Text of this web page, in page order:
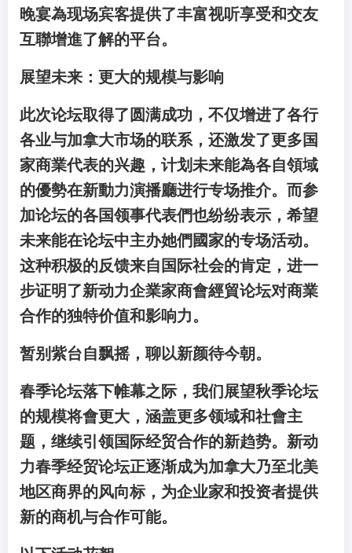
晚宴為现场宾客提供了丰富视听享受和交友
互聯增進了解的平台。
展望未来：更大的规模与影响
此次论坛取得了圆满成功，不仅增进了各行
各业与加拿大市场的联系，还激发了更多国
家商業代表的兴趣，计划未来能為各自領域
的優勢在新動力演播廳进行专场推介。而参
加论坛的各国领事代表們也纷纷表示，希望
未来能在论坛中主办她們國家的专场活动。
这种积极的反馈来自国际社会的肯定，进一
步证明了新动力企業家商會經貿论坛对商業
合作的独特价值和影响力。
暂别紫台自飘摇，聊以新颜待今朝。
春季论坛落下帷幕之际，我们展望秋季论坛
的规模将會更大，涵盖更多领域和社會主
题，继续引领国际经贸合作的新趋势。新动
力春季经贸论坛正逐渐成为加拿大乃至北美
地区商界的风向标，为企业家和投资者提供
新的商机与合作可能。